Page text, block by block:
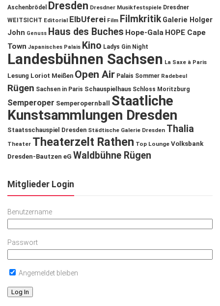
Aschenbrödel
Dresden Dresdner Musikfestspiele Dresdner
WEITSICHT Editorial ElbUferei Film Filmkritik Galerie Holger
John Genuss Haus des Buches Hope-Gala HOPE Cape
Town Japanisches Palais Kino Ladys Gin Night
Landesbühnen Sachsen La Saxe à Paris
Lesung Loriot Meißen Open Air Palais Sommer Radebeul
Rügen Sachsen in Paris Schauspielhaus Schloss Moritzburg
Semperoper Semperopernball
Staatliche
Kunstsammlungen Dresden
Staatsschauspiel Dresden Städtische Galerie Dresden Thalia
Theater Theaterzelt Rathen Top Lounge Volksbank
Dresden-Bautzen eG Waldbühne Rügen
Mitglieder Login
Benutzername
Passwort
Angemeldet bleiben